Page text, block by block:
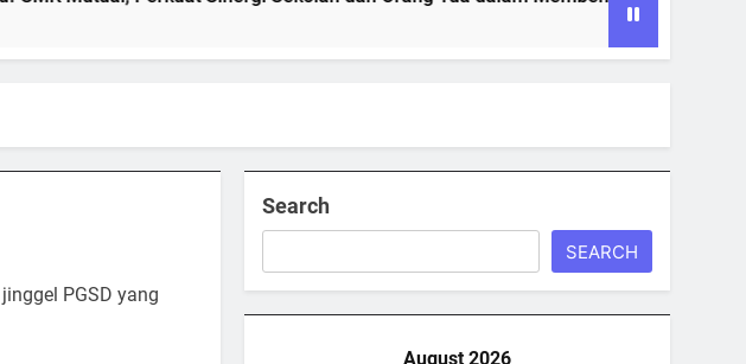
PGSD yang
Search
SEARCH
August 2026